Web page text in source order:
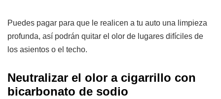
Puedes pagar para que le realicen a tu auto una limpieza
profunda, así podrán quitar el olor de lugares difíciles de
los asientos o el techo.
Neutralizar el olor a cigarrillo con
bicarbonato de sodio